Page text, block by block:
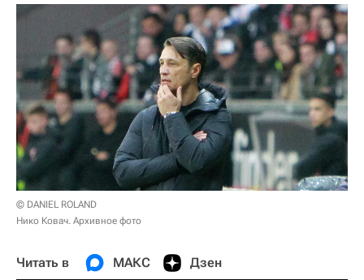
© DANIEL ROLAND
Нико Ковач. Архивное фото
Читать в МАКС Дзен